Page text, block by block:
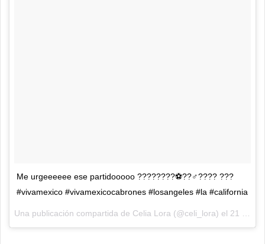
Me urgeeeeee ese partidooooo ????????⚽??‍♂️???? ???
#vivamexico #vivamexicocabrones #losangeles #la #california
Una publicación compartida de Celia Lora (@celi_lora) el 21 Jun, 2018 a las 5:14 PDT